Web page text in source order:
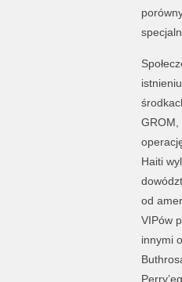
GROM,
Haiti
od
VIPów
innymi